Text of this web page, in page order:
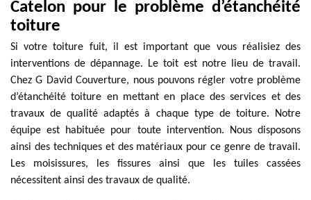
Catelon pour le problème d’étanchéité
toiture
Si votre toiture fuit, il est important que vous réalisiez des
interventions de dépannage. Le toit est notre lieu de travail.
Chez G David Couverture, nous pouvons régler votre problème
d’étanchéité toiture en mettant en place des services et des
travaux de qualité adaptés à chaque type de toiture. Notre
équipe est habituée pour toute intervention. Nous disposons
ainsi des techniques et des matériaux pour ce genre de travail.
Les moisissures, les fissures ainsi que les tuiles cassées
nécessitent ainsi des travaux de qualité.